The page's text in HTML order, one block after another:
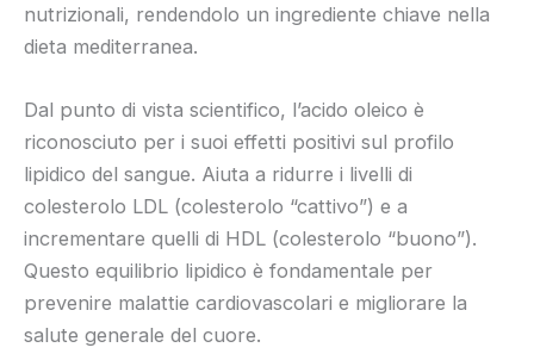
nutrizionali, rendendolo un ingrediente chiave nella
dieta mediterranea.
Dal punto di vista scientifico, l’acido oleico è
riconosciuto per i suoi effetti positivi sul profilo
lipidico del sangue. Aiuta a ridurre i livelli di
colesterolo LDL (colesterolo “cattivo”) e a
incrementare quelli di HDL (colesterolo “buono”).
Questo equilibrio lipidico è fondamentale per
prevenire malattie cardiovascolari e migliorare la
salute generale del cuore.